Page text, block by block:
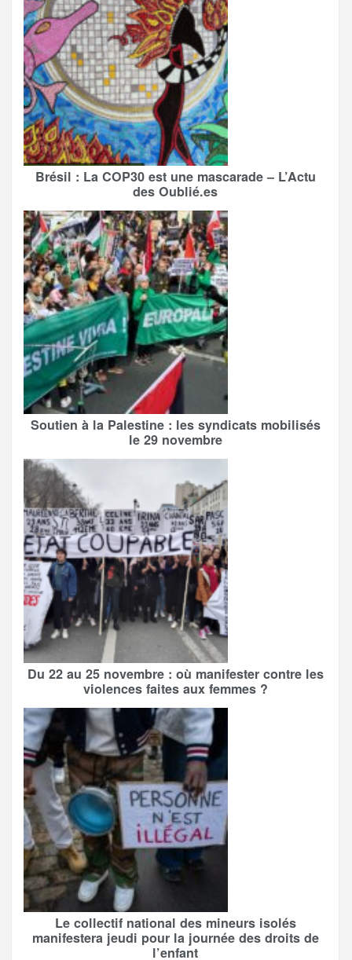
Brésil : La COP30 est une mascarade – L’Actu
des Oublié.es
Soutien à la Palestine : les syndicats mobilisés
le 29 novembre
Du 22 au 25 novembre : où manifester contre les
violences faites aux femmes ?
Le collectif national des mineurs isolés
manifestera jeudi pour la journée des droits de
l’enfant